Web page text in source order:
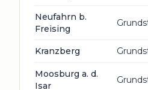
Neufahrn b.
Freising
Kranzberg
Moosburg a. d.
Isar